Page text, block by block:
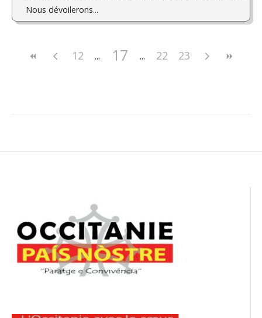
Nous dévoilerons...
12 17 22 23